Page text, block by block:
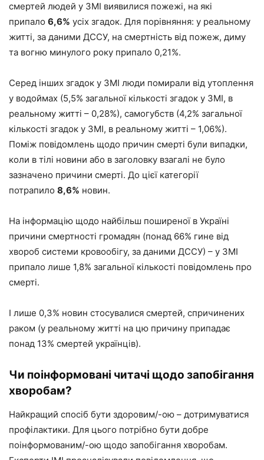
смертей людей у ЗМІ виявилися пожежі, на які
припало 6,6% усіх згадок. Для порівняння: у реальному
житті, за даними ДССУ, на смертність від пожеж, диму
та вогню минулого року припало 0,21%.
Серед інших згадок у ЗМІ люди помирали від утоплення
у водоймах (5,5% загальної кількості згадок у ЗМІ, в
реальному житті – 0,28%), самогубств (4,2% загальної
кількості згадок у ЗМІ, в реальному житті – 1,06%).
Поміж повідомлень щодо причин смерті були випадки,
коли в тілі новини або в заголовку взагалі не було
зазначено причини смерті. До цієї категорії
потрапило 8,6% новин.
На інформацію щодо найбільш поширеної в Україні
причини смертності громадян (понад 66% гине від
хвороб системи кровообігу, за даними ДССУ) – у ЗМІ
припало лише 1,8% загальної кількості повідомлень про
смерті.
І лише 0,3% новин стосувалися смертей, спричинених
раком (у реальному житті на цю причину припадає
понад 13% смертей українців).
Чи поінформовані читачі щодо запобігання
хворобам?
Найкращий спосіб бути здоровим/-ою – дотримуватися
профілактики. Для цього потрібно бути добре
поінформованим/-ою щодо запобігання хворобам.